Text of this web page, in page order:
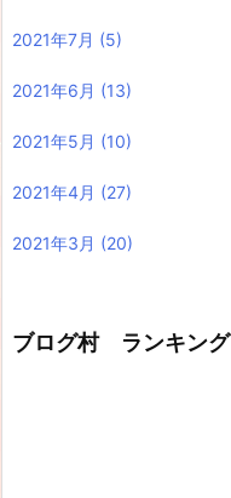
2021年7月 (5)
2021年6月 (13)
2021年5月 (10)
2021年4月 (27)
2021年3月 (20)
ブログ村 ランキング